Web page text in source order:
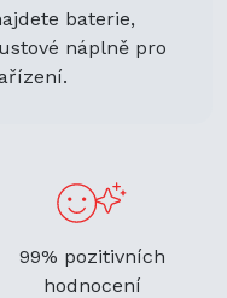
baterie,
náplně pro
99% pozitivních
hodnocení